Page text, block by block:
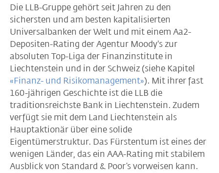
Die LLB-Gruppe gehört seit Jahren zu den
sichersten und am besten kapitalisierten
Universalbanken der Welt und mit einem Aa2-
Depositen-Rating der Agentur Moody's zur
absoluten Top-Liga der Finanzinstitute in
Liechtenstein und in der Schweiz (siehe Kapitel
«Finanz- und Risikomanagement»). Mit ihrer fast
160-jährigen Geschichte ist die LLB die
traditionsreichste Bank in Liechtenstein. Zudem
verfügt sie mit dem Land Liechtenstein als
Hauptaktionär über eine solide
Eigentümerstruktur. Das Fürstentum ist eines der
wenigen Länder, das ein AAA-Rating mit stabilem
Ausblick von Standard & Poor’s vorweisen kann.